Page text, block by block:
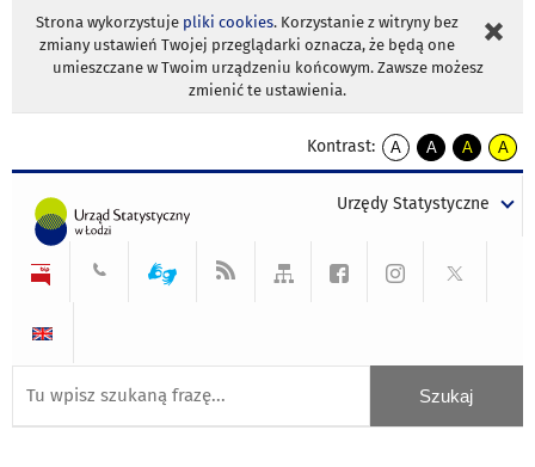
Strona wykorzystuje pliki cookies. Korzystanie z witryny bez
zmiany ustawień Twojej przeglądarki oznacza, że będą one
umieszczane w Twoim urządzeniu końcowym. Zawsze możesz
zmienić te ustawienia.
Kontrast:
A
kontrast
A
kontrast
tekst
czarnym
A
kontrast
tekst
czarnym
A
tekst
żółtym
Urzędy Statystyczne